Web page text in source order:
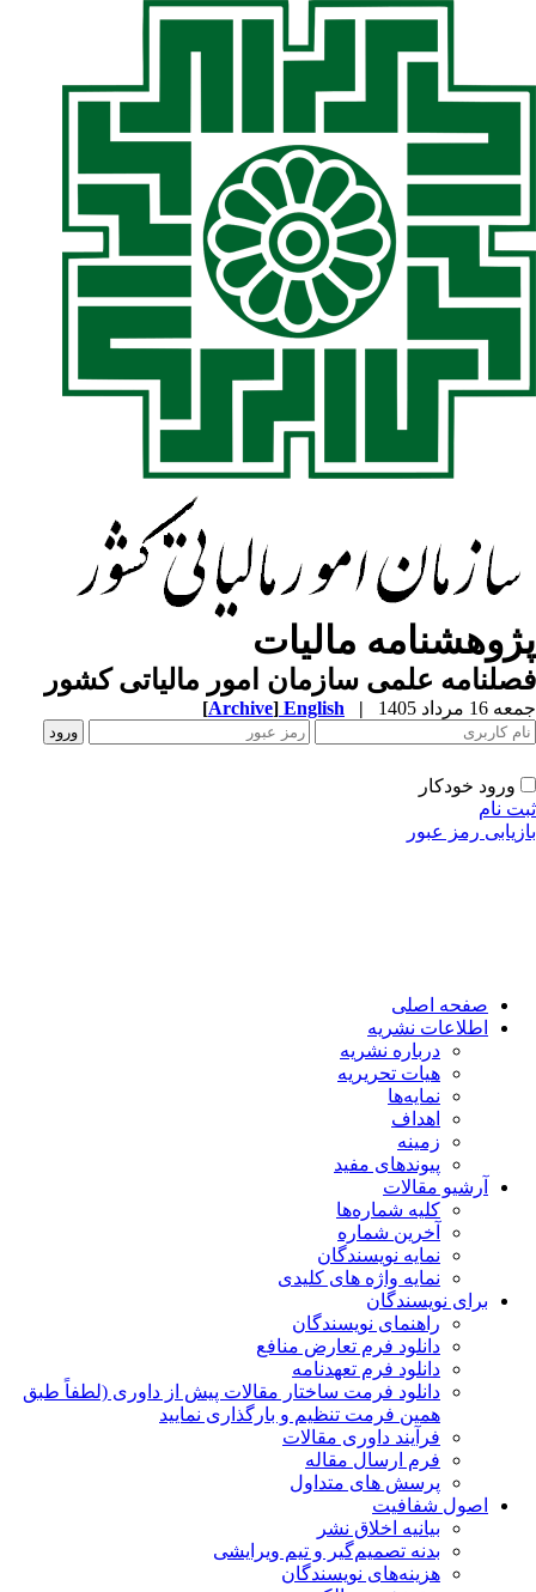
مالیات
علمی سازمان امور مالیاتی کشور
مرداد 1405 |
English
[Archive]
ورود خودکار
نام
رمز عبور
صفحه اصلی
اطلاعات نشریه
درباره نشریه
هیات تحریریه
نمایه‌ها
اهداف
زمینه
پیوندهای مفید
آرشیو مقالات
کلیه شماره‌ها
آخرین شماره
نمایه نویسندگان
نمایه واژه های کلیدی
برای نویسندگان
راهنمای نویسندگان
دانلود فرم تعارض منافع
دانلود فرم تعهدنامه
دانلود فرمت ساختار مقالات پیش از داوری (لطفاً طبق
همین فرمت تنظیم و بارگذاری نمایید
فرآیند داوری مقالات
فرم ارسال مقاله
پرسش های متداول
اصول شفافیت
بیانیه اخلاق نشر
بدنه تصمیم‌گیر و تیم ویرایشی
هزینه‌های نویسندگان